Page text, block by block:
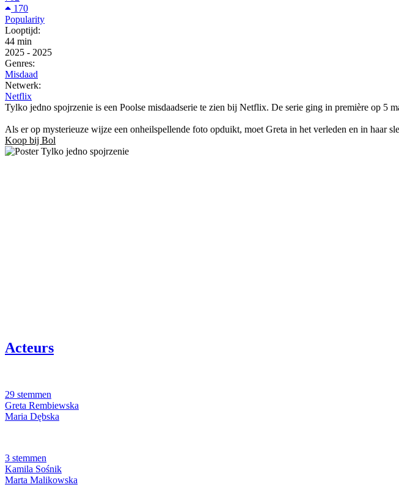
170
Popularity
Looptijd:
44 min
2025 - 2025
Genres:
Misdaad
Netwerk:
Netflix
Tylko jedno spojrzenie is een Poolse misdaadserie te zien bij Netflix. De serie ging in première op 5
Als er op mysterieuze wijze een onheilspellende foto opduikt, moet Greta in het verleden en in haar
Koop bij Bol
Acteurs
29 stemmen
Greta Rembiewska
Maria Dębska
3 stemmen
Kamila Sośnik
Marta Malikowska